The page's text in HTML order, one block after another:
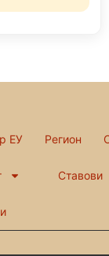
ЕУ Регион
Ставови